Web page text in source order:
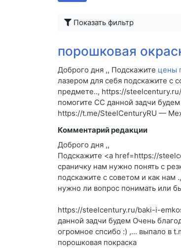
Показать фильтр
порошковая
Доброго дня ,, Подскажите цены
лазером для себя подскажите c
предмете.., https://
помогите CC данной задчи
https://t.me/SteelCenturyRU —
Комментарий редакции
Доброго дня ,,
Подскажите <a href=https://
сраничку нам нужно понять с
подскажите c советом и как нам
нужно ли вопрос понимать или
https://steelcentury.ru/baki-i-
данной задчи будем Очень
огромное спсибо :) ,... выпало в
порошковая покраска